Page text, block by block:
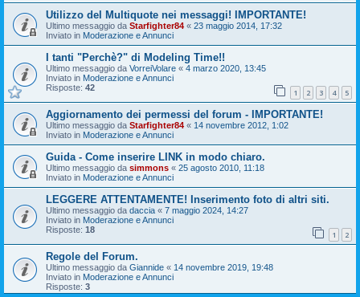
Utilizzo del Multiquote nei messaggi! IMPORTANTE!
Ultimo messaggio da Starfighter84 « 23 maggio 2014, 17:32
Inviato in Moderazione e Annunci
I tanti "Perchè?" di Modeling Time!!
Ultimo messaggio da VorreiVolare « 4 marzo 2020, 13:45
Inviato in Moderazione e Annunci
Risposte: 42 1 2 3 4 5
Aggiornamento dei permessi del forum - IMPORTANTE!
Ultimo messaggio da Starfighter84 « 14 novembre 2012, 1:02
Inviato in Moderazione e Annunci
Guida - Come inserire LINK in modo chiaro.
Ultimo messaggio da simmons « 25 agosto 2010, 11:18
Inviato in Moderazione e Annunci
LEGGERE ATTENTAMENTE! Inserimento foto di altri siti.
Ultimo messaggio da daccia « 7 maggio 2024, 14:27
Inviato in Moderazione e Annunci
Risposte: 18 1 2
Regole del Forum.
Ultimo messaggio da Giannide « 14 novembre 2019, 19:48
Inviato in Moderazione e Annunci
Risposte: 3